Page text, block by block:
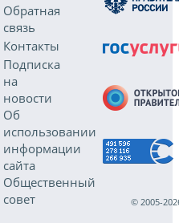
Обратная
связь
Контакты
Подписка
на
новости
Об
использовании
информации
сайта
Общественный
совет
© 2005-